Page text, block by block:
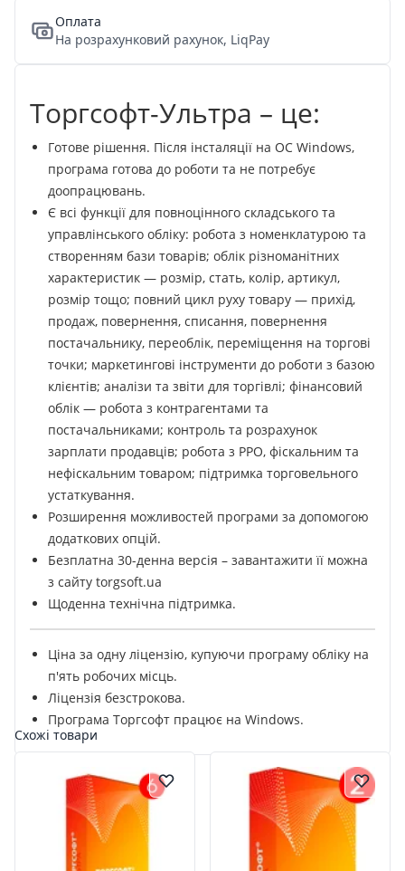
Оплата
На розрахунковий рахунок, LiqPay
Торгсофт-Ультра – це:
Готове рішення. Після інсталяції на ОС Windows,
програма готова до роботи та не потребує
доопрацювань.
Є всі функції для повноцінного складського та
управлінського обліку: робота з номенклатурою та
створенням бази товарів; облік різноманітних
характеристик — розмір, стать, колір, артикул,
розмір тощо; повний цикл руху товару — прихід,
продаж, повернення, списання, повернення
постачальнику, переоблік, переміщення на торгові
точки; маркетингові інструменти до роботи з базою
клієнтів; аналізи та звіти для торгівлі; фінансовий
облік — робота з контрагентами та
постачальниками; контроль та розрахунок
зарплати продавців; робота з РРО, фіскальним та
нефіскальним товаром; підтримка торговельного
устаткування.
Розширення можливостей програми за допомогою
додаткових опцій.
Безплатна 30-денна версія – завантажити її можна
з сайту torgsoft.ua
Щоденна технічна підтримка.
Ціна за одну ліцензію, купуючи програму обліку на
п'ять робочих місць.
Ліцензія безстрокова.
Програма Торгсофт працює на Windows.
Схожі товари